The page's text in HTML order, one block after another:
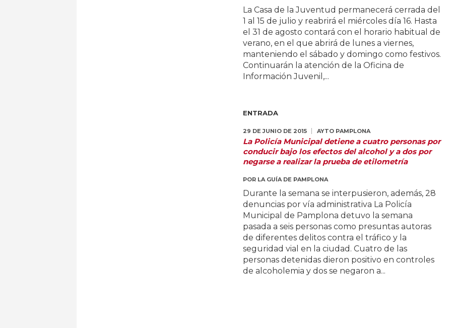
La Casa de la Juventud permanecerá cerrada del
1 al 15 de julio y reabrirá el miércoles día 16. Hasta
el 31 de agosto contará con el horario habitual de
verano, en el que abrirá de lunes a viernes,
manteniendo el sábado y domingo como festivos.
Continuarán la atención de la Oficina de
Información Juvenil,...
ENTRADA
29 DE JUNIO DE 2015 AYTO PAMPLONA
La Policía Municipal detiene a cuatro personas por
conducir bajo los efectos del alcohol y a dos por
negarse a realizar la prueba de etilometría
POR LA GUÍA DE PAMPLONA
Durante la semana se interpusieron, además, 28
denuncias por vía administrativa La Policía
Municipal de Pamplona detuvo la semana
pasada a seis personas como presuntas autoras
de diferentes delitos contra el tráfico y la
seguridad vial en la ciudad. Cuatro de las
personas detenidas dieron positivo en controles
de alcoholemia y dos se negaron a...